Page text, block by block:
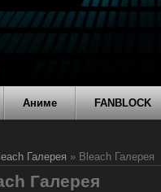
Аниме FANBLOCK
Галерея » Bleach Галерея
Галерея